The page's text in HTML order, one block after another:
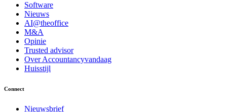
Software
Nieuws
AI@theoffice
M&A
Opinie
Trusted advisor
Over Accountancyvandaag
Huisstijl
Connect
Nieuwsbrief